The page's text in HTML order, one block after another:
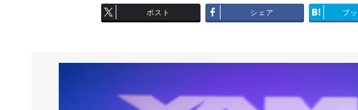
ポスト シェア ブ